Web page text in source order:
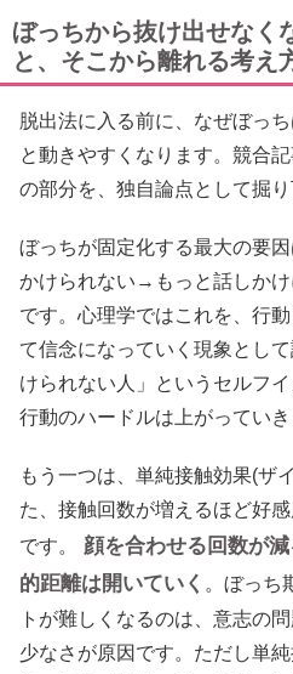
ぼっちから抜け出せなく
と、そこから離れる考え
脱出法に入る前に、なぜぼっ
と動きやすくなります。競合
の部分を、独自論点として掘り
ぼっちが固定化する最大の要
かけられない→もっと話しか
です。心理学ではこれを、行
て信念になっていく現象とし
けられない人」というセルフ
行動のハードルは上がっていき
もう一つは、単純接触効果(ザ
た、接触回数が増えるほど好
です。
顔を合わせる回数が
的距離は開いていく 。ぼっち
トが難しくなるのは、意志の
少なさが原因です。ただし単